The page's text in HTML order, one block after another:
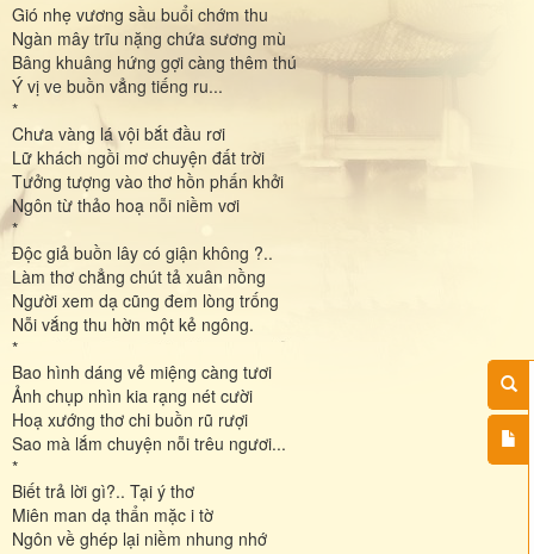
Gió nhẹ vương sầu buổi chớm thu
Ngàn mây trĩu nặng chứa sương mù
Bâng khuâng hứng gợi càng thêm thú
Ý vị ve buồn vẳng tiếng ru...
*
Chưa vàng lá vội bắt đầu rơi
Lữ khách ngồi mơ chuyện đất trời
Tưởng tượng vào thơ hồn phấn khởi
Ngôn từ thảo hoạ nỗi niềm vơi
*
Độc giả buồn lây có giận không ?..
Làm thơ chẳng chút tả xuân nồng
Người xem dạ cũng đem lòng trống
Nỗi vắng thu hờn một kẻ ngông.
*
Bao hình dáng vẻ miệng càng tươi
Ảnh chụp nhìn kia rạng nét cười
Hoạ xướng thơ chi buồn rũ rượi
Sao mà lắm chuyện nỗi trêu ngươi...
*
Biết trả lời gì?.. Tại ý thơ
Miên man dạ thẩn mặc i tờ
Ngôn về ghép lại niềm nhung nhớ